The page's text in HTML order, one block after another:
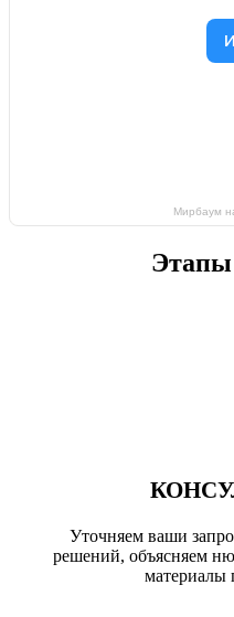
Мирбаум
Уточняем ваши
решений, объясняем
материалы